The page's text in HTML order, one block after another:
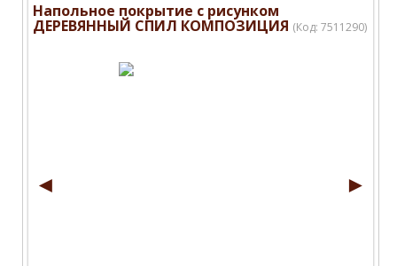
Напольное покрытие с рисунком
ДЕРЕВЯННЫЙ СПИЛ КОМПОЗИЦИЯ (Код: 7511290)
◄ ►